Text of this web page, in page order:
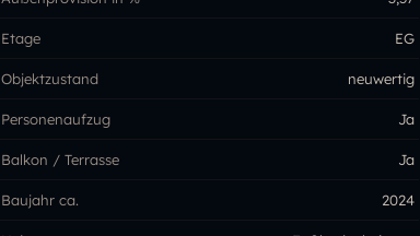
Etage EG
Objektzustand neuwertig
Personenaufzug Ja
Balkon / Terrasse Ja
Baujahr ca. 2024